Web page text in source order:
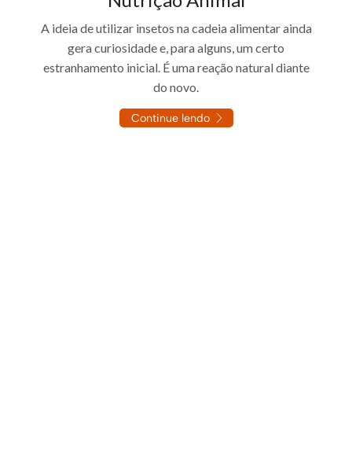
A ideia de utilizar insetos na cadeia alimentar ainda
gera curiosidade e, para alguns, um certo
estranhamento inicial. É uma reação natural diante
do novo.
Continue lendo